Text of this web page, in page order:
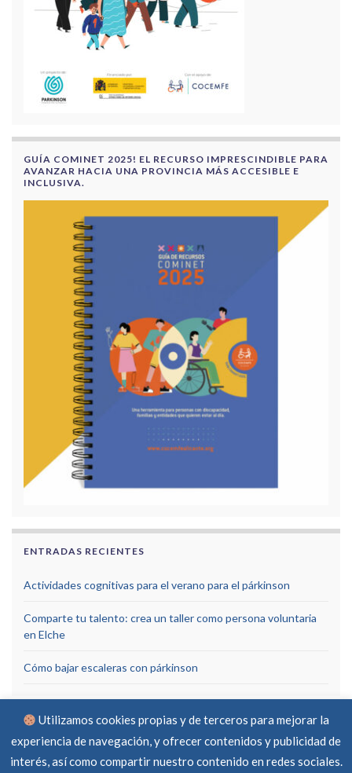
GUÍA COMINET 2025! EL RECURSO IMPRESCINDIBLE PARA
AVANZAR HACIA UNA PROVINCIA MÁS ACCESIBLE E
INCLUSIVA.
ENTRADAS RECIENTES
Actividades cognitivas para el verano para el párkinson
Comparte tu talento: crea un taller como persona voluntaria
en Elche
Cómo bajar escaleras con párkinson
Utilizamos cookies propias y de terceros para mejorar la
experiencia de navegación, y ofrecer contenidos y publicidad de
interés, así como compartir nuestro contenido en redes sociales.